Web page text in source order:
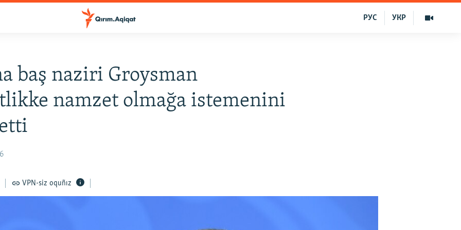
УКР
РУС
baş naziri Groysman
namzet olmağa istemenini
VPN-siz oquñız